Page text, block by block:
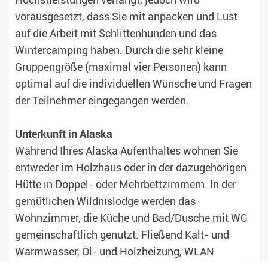
vorausgesetzt, dass Sie mit anpacken und Lust
auf die Arbeit mit Schlittenhunden und das
Wintercamping haben. Durch die sehr kleine
Gruppengröße (maximal vier Personen) kann
optimal auf die individuellen Wünsche und Fragen
der Teilnehmer eingegangen werden.
Unterkunft in Alaska
Während Ihres Alaska Aufenthaltes wohnen Sie
entweder im Holzhaus oder in der dazugehörigen
Hütte in Doppel- oder Mehrbettzimmern. In der
gemütlichen Wildnislodge werden das
Wohnzimmer, die Küche und Bad/Dusche mit WC
gemeinschaftlich genutzt. Fließend Kalt- und
Warmwasser, Öl- und Holzheizung, WLAN